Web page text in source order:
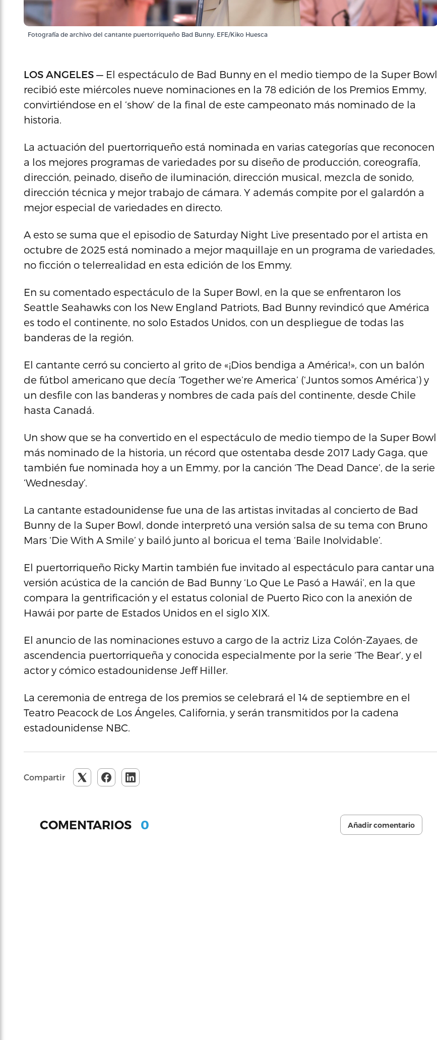
Fotografía de archivo del cantante puertorriqueño Bad Bunny. EFE/Kiko Huesca
LOS ANGELES — El espectáculo de Bad Bunny en el medio tiempo de la Super Bowl
recibió este miércoles nueve nominaciones en la 78 edición de los Premios Emmy,
convirtiéndose en el ‘show’ de la final de este campeonato más nominado de la
historia.
La actuación del puertorriqueño está nominada en varias categorías que reconocen
a los mejores programas de variedades por su diseño de producción, coreografía,
dirección, peinado, diseño de iluminación, dirección musical, mezcla de sonido,
dirección técnica y mejor trabajo de cámara. Y además compite por el galardón a
mejor especial de variedades en directo.
A esto se suma que el episodio de Saturday Night Live presentado por el artista en
octubre de 2025 está nominado a mejor maquillaje en un programa de variedades,
no ficción o telerrealidad en esta edición de los Emmy.
En su comentado espectáculo de la Super Bowl, en la que se enfrentaron los
Seattle Seahawks con los New England Patriots, Bad Bunny revindicó que América
es todo el continente, no solo Estados Unidos, con un despliegue de todas las
banderas de la región.
El cantante cerró su concierto al grito de «¡Dios bendiga a América!», con un balón
de fútbol americano que decía ‘Together we’re America’ (‘Juntos somos América’) y
un desfile con las banderas y nombres de cada país del continente, desde Chile
hasta Canadá.
Un show que se ha convertido en el espectáculo de medio tiempo de la Super Bowl
más nominado de la historia, un récord que ostentaba desde 2017 Lady Gaga, que
también fue nominada hoy a un Emmy, por la canción ‘The Dead Dance’, de la serie
‘Wednesday’.
La cantante estadounidense fue una de las artistas invitadas al concierto de Bad
Bunny de la Super Bowl, donde interpretó una versión salsa de su tema con Bruno
Mars ‘Die With A Smile’ y bailó junto al boricua el tema ‘Baile Inolvidable’.
El puertorriqueño Ricky Martin también fue invitado al espectáculo para cantar una
versión acústica de la canción de Bad Bunny ‘Lo Que Le Pasó a Hawái’, en la que
compara la gentrificación y el estatus colonial de Puerto Rico con la anexión de
Hawái por parte de Estados Unidos en el siglo XIX.
El anuncio de las nominaciones estuvo a cargo de la actriz Liza Colón-Zayaes, de
ascendencia puertorriqueña y conocida especialmente por la serie ‘The Bear’, y el
actor y cómico estadounidense Jeff Hiller.
La ceremonia de entrega de los premios se celebrará el 14 de septiembre en el
Teatro Peacock de Los Ángeles, California, y serán transmitidos por la cadena
estadounidense NBC.
Compartir
COMENTARIOS 0 Añadir comentario